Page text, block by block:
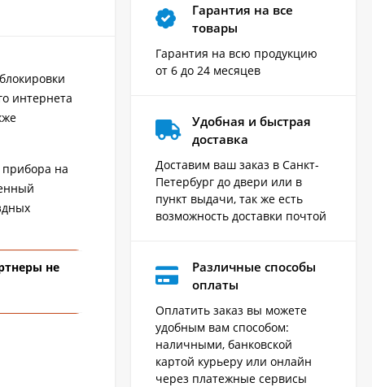
интернета
прибора на
не
Гарантия на все
товары
Гарантия на всю продукцию
от 6 до 24 месяцев
Удобная и быстрая
доставка
Доставим ваш заказ в Санкт-
Петербург до двери или в
пункт выдачи, так же есть
возможность доставки почтой
Различные способы
оплаты
Оплатить заказ вы можете
удобным вам способом:
наличными, банковской
картой курьеру или онлайн
через платежные сервисы